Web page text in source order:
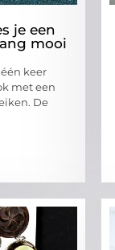
je een
mooi
keer
met een
De